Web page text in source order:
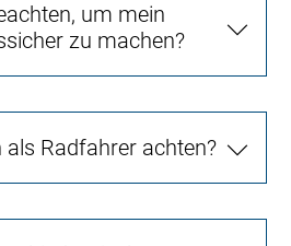
um mein
zu machen?
Radfahrer achten?